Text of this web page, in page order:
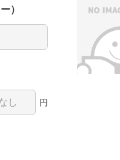
）
円